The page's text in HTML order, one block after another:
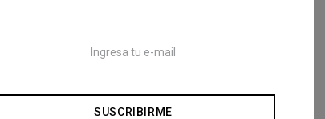
SUSCRIBIRME